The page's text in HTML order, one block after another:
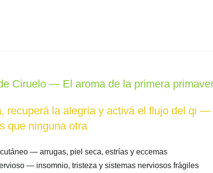
Ciruelo — El aroma de la primera
recuperá la alegría y activá el flujo del qi
que ninguna otra
— arrugas, piel seca, estrías y eccemas
— insomnio, tristeza y sistemas nerviosos frágiles